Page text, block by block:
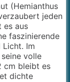
(Hemianthus
jeden
es aus
faszinierende
Im
volle
cm bleibt es
dichte